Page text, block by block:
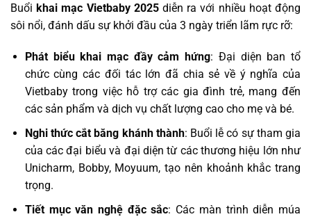
Buổikhai mạc Vietbaby 2025diễn ra với nhiều hoạt động
sôi nổi, đánh dấu sự khởi đầu của 3 ngày triển lãm rực rỡ:
Phát biểu khai mạc đầy cảm hứng: Đại diện ban tổ
chức cùng các đối tác lớn đã chia sẻ về ý nghĩa của
Vietbaby trong việc hỗ trợ các gia đình trẻ, mang đến
các sản phẩm và dịch vụ chất lượng cao cho mẹ và bé.
Nghi thức cắt băng khánh thành: Buổi lễ có sự tham gia
của các đại biểu và đại diện từ các thương hiệu lớn như
Unicharm, Bobby, Moyuum, tạo nên khoảnh khắc trang
trọng.
Tiết mục văn nghệ đặc sắc: Các màn trình diễn múa